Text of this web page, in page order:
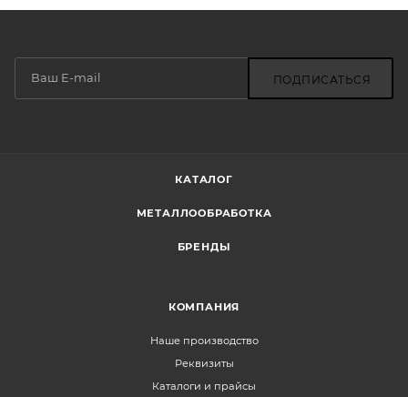
ПОДПИСАТЬСЯ
КАТАЛОГ
МЕТАЛЛООБРАБОТКА
БРЕНДЫ
КОМПАНИЯ
Наше производство
Реквизиты
Каталоги и прайсы